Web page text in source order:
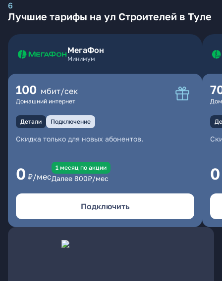
6
Лучшие тарифы на ул Строителей в Туле
МегаФон
Минимум
100 мбит/сек
Домашний интернет
Детали Подключение
Скидка только для новых абонентов.
0 ₽/мес
1 месяц по акции
Далее 800₽/мес
Подключить
0